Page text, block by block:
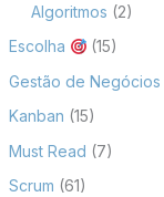
Algoritmos (2)
Escolha
(15)
Gestão de Negócios
Kanban (15)
Must Read (7)
Scrum (61)